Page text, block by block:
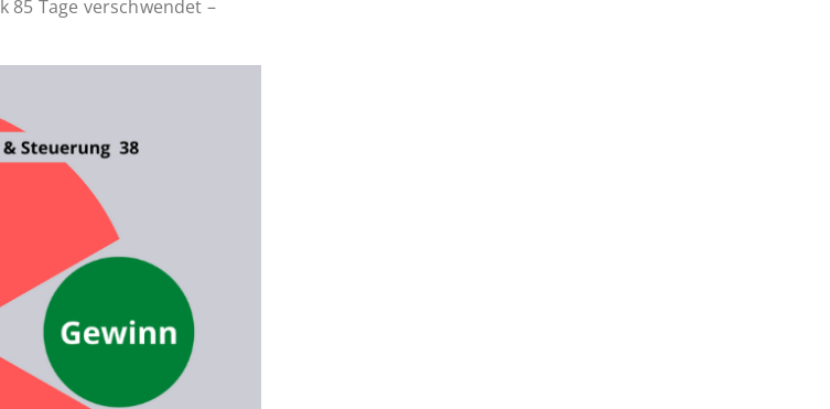
85 Tage verschwendet –